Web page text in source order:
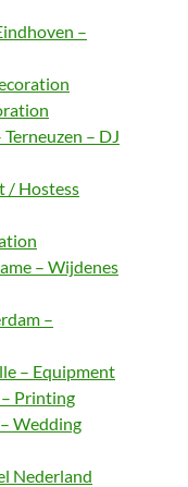
–
– DJ
/ Hostess
– Wijdenes
–
– Equipment
Printing
Wedding
Nederland